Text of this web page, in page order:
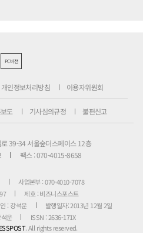
PC버전
개인정보처리방침 이용자위원회
도 기사심의규정 불편신고
39-34 서울숲더스페이스 12층
팩스 : 070-4015-8658
사업본부 : 070-4010-7078
제호 : 비즈니스포스트
: 강석운
발행일자: 2013년 12월 2일
운
ISSN : 2636-171X
. All rights reserved.